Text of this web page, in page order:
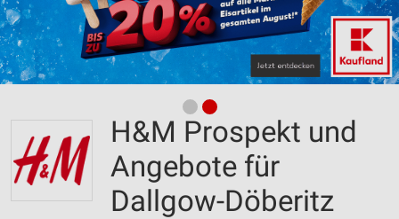
H&M Prospekt und
Angebote für
Dallgow-Döberitz